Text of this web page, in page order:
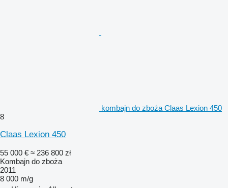
kombajn do zboża Claas Lexion 450
8
Claas Lexion 450
55 000 € ≈ 236 800 zł
Kombajn do zboża
2011
8 000 m/g